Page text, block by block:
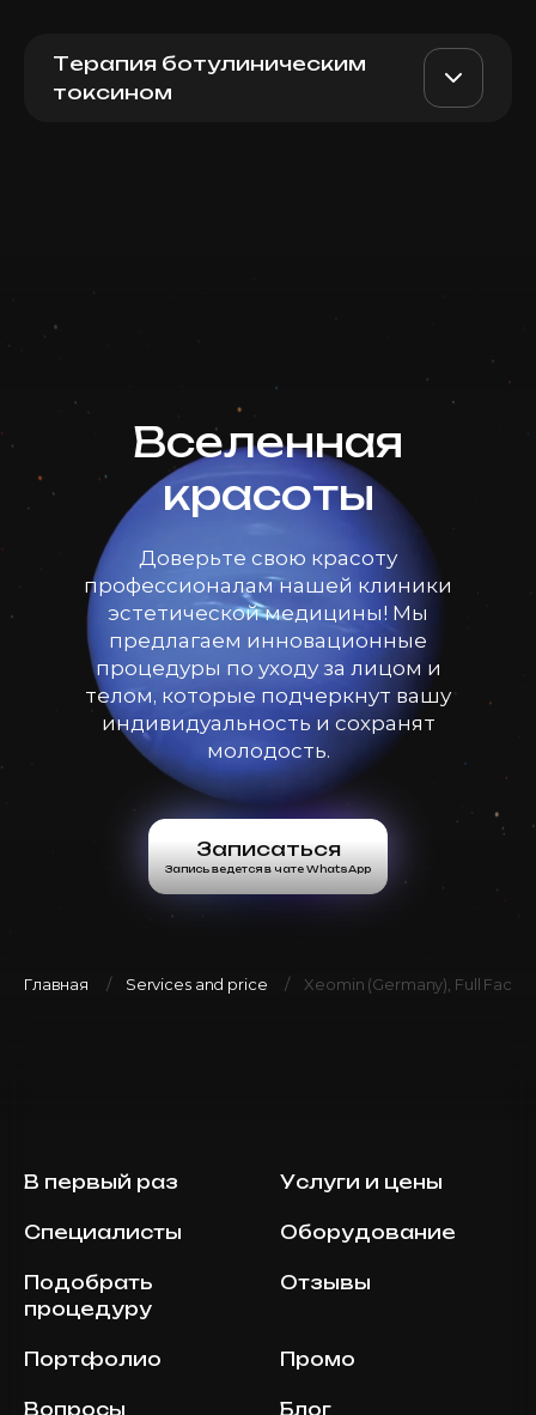
Терапия ботулиническим
токсином
Вселенная
красоты
Доверьте свою красоту
профессионалам нашей клиники
эстетической медицины! Мы
предлагаем инновационные
процедуры по уходу за лицом и
телом, которые подчеркнут вашу
индивидуальность и сохранят
молодость.
Записаться
Запись ведется в чате WhatsApp
Главная Services and price Xeomin (Germany), Full Face
В первый раз Услуги и цены
Специалисты Оборудование
Подобрать
процедуру
Отзывы
Портфолио Промо
Вопросы Блог